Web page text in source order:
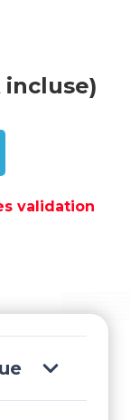
incluse)
validation